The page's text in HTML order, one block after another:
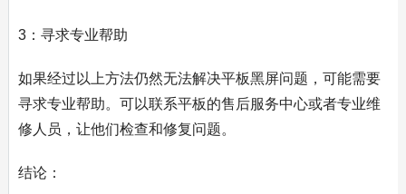
3：寻求专业帮助
如果经过以上方法仍然无法解决平板黑屏问题，可能需要
寻求专业帮助。可以联系平板的售后服务中心或者专业维
修人员，让他们检查和修复问题。
结论：